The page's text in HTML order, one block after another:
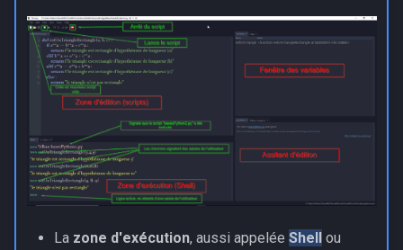
Calculabilité, Décidabilité
Sujets de baccalauréat
La zone d'exécution, aussi appelée Shellou